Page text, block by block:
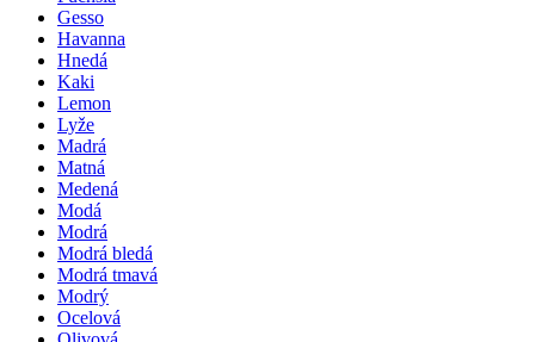
Gesso
Havanna
Hnedá
Kaki
Lemon
Lyže
Madrá
Matná
Medená
Modá
Modrá
Modrá bledá
Modrá tmavá
Modrý
Ocelová